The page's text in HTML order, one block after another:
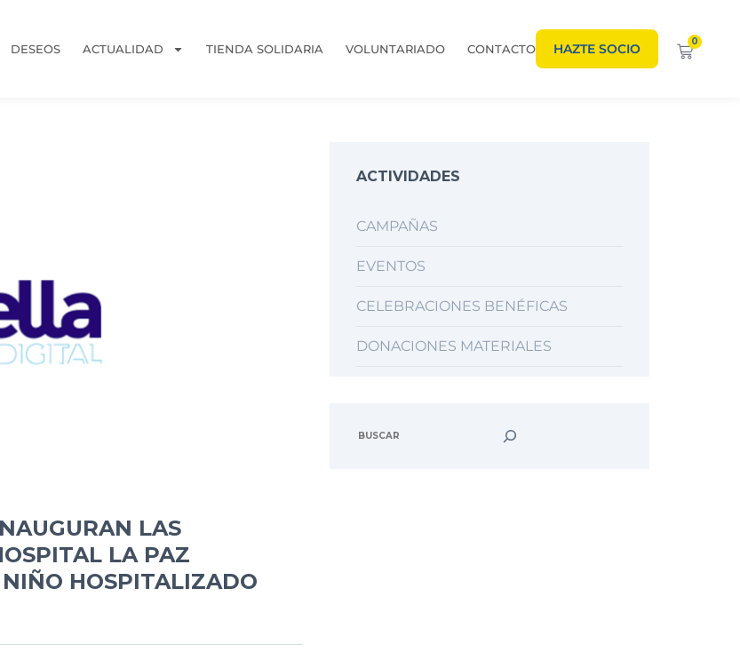
DESEOS ACTUALIDAD TIENDA SOLIDARIA VOLUNTARIADO CONTACTO HAZTE SOCIO 0
LAS
LA PAZ
HOSPITALIZADO
ACTIVIDADES
CAMPAÑAS
EVENTOS
CELEBRACIONES BENÉFICAS
DONACIONES MATERIALES